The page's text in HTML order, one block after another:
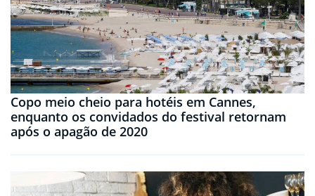
Copo meio cheio para hotéis em Cannes,
enquanto os convidados do festival retornam
após o apagão de 2020